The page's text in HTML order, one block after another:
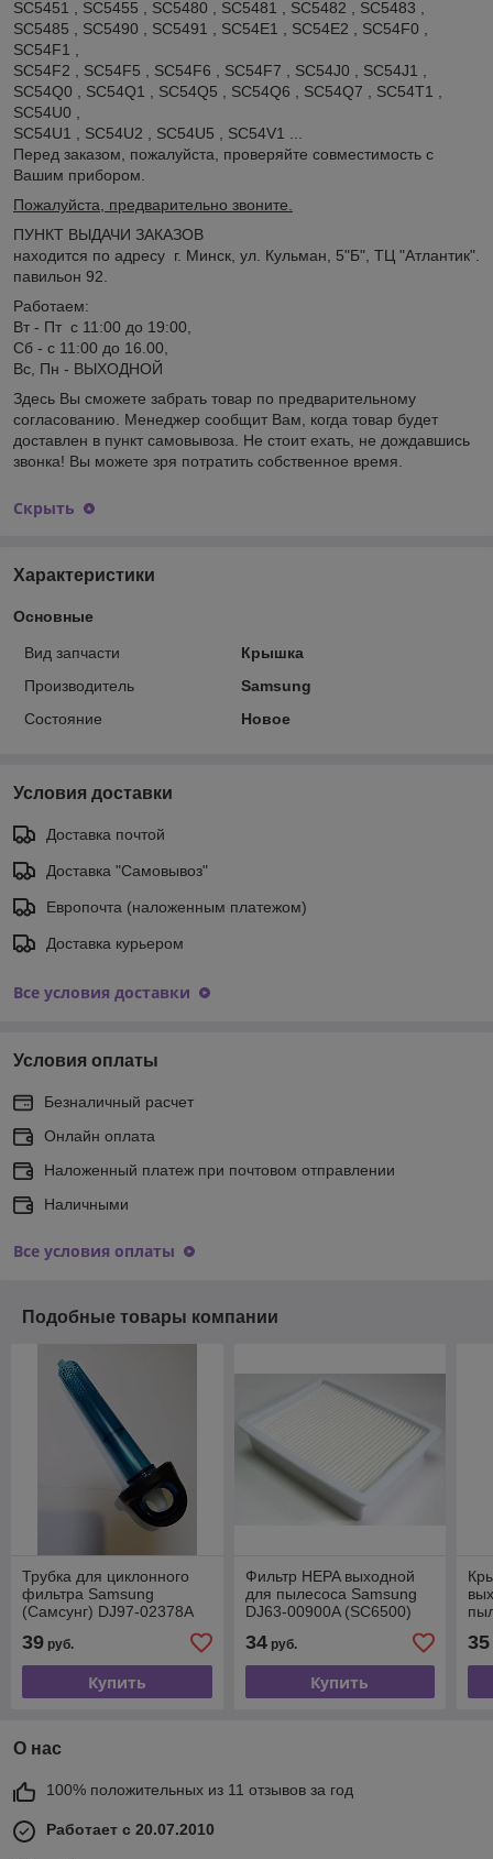
SC5451 , SC5455 , SC5480 , SC5481 , SC5482 , SC5483 ,
SC5485 , SC5490 , SC5491 , SC54E1 , SC54E2 , SC54F0 ,
SC54F1 ,
SC54F2 , SC54F5 , SC54F6 , SC54F7 , SC54J0 , SC54J1 ,
SC54Q0 , SC54Q1 , SC54Q5 , SC54Q6 , SC54Q7 , SC54T1 ,
SC54U0 ,
SC54U1 , SC54U2 , SC54U5 , SC54V1 ...
Перед заказом, пожалуйста, проверяйте совместимость с
Вашим прибором.
Пожалуйста, предварительно звоните.
ПУНКТ ВЫДАЧИ ЗАКАЗОВ
находится по адресу г. Минск, ул. Кульман, 5"Б", ТЦ "Атлантик".
павильон 92.
Работаем:
Вт - Пт с 11:00 до 19:00,
Сб - с 11:00 до 16.00,
Вс, Пн - ВЫХОДНОЙ
Здесь Вы сможете забрать товар по предварительному
согласованию. Менеджер сообщит Вам, когда товар будет
доставлен в пункт самовывоза. Не стоит ехать, не дождавшись
звонка! Вы можете зря потратить собственное время.
Скрыть
Характеристики
Основные
Вид запчасти
Крышка
Производитель
Samsung
Состояние
Новое
Условия доставки
Доставка почтой
Доставка "Самовывоз"
Европочта (наложенным платежом)
Доставка курьером
Все условия доставки
Условия оплаты
Безналичный расчет
Онлайн оплата
Наложенный платеж при почтовом отправлении
Наличными
Все условия оплаты
Подобные товары компании
Трубка для циклонного
фильтра Samsung
(Самсунг) DJ97-02378A
39 руб.
Купить
Фильтр HEPA выходной
для пылесоса Samsung
DJ63-00900A (SC6500)
34руб.
Купить
35
О нас
100% положительных из 11 отзывов за год
Работает с 20.07.2010